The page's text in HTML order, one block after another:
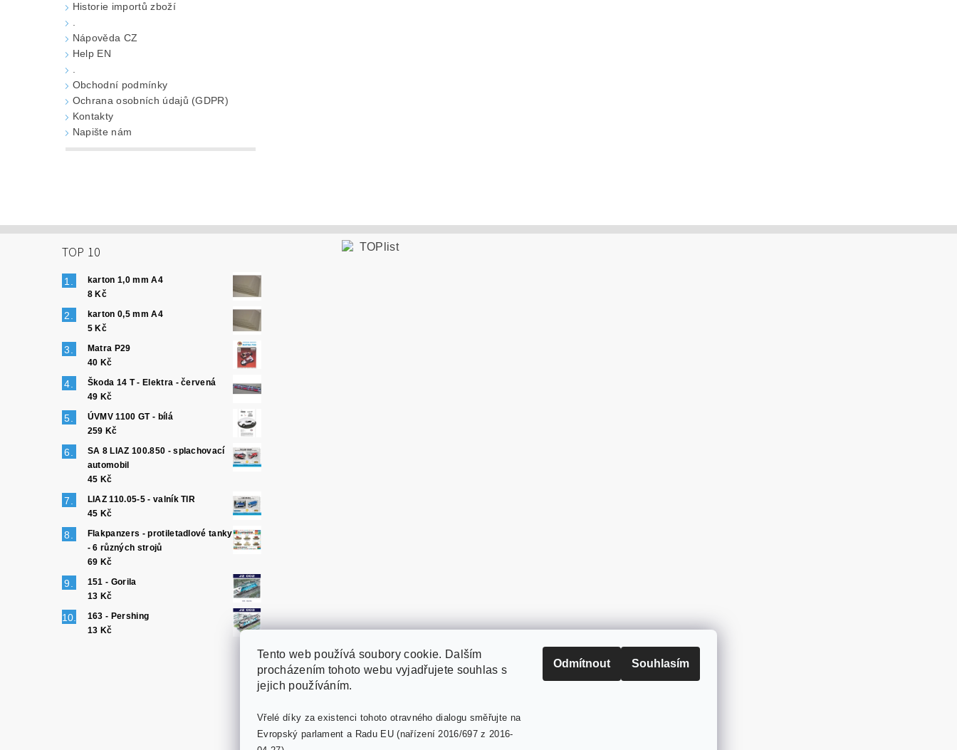
Historie importů zboží
Nápověda CZ
Help EN
Obchodní podmínky
Ochrana osobních údajů (GDPR)
Kontakty
Napište nám
TOP 10
karton 1,0 mm A4
8 Kč
karton 0,5 mm A4
5 Kč
Matra P29
40 Kč
Škoda 14 T - Elektra - červená
49 Kč
ÚVMV 1100 GT - bílá
259 Kč
SA 8 LIAZ 100.850 - splachovací
automobil
45 Kč
LIAZ 110.05-5 - valník TIR
45 Kč
Flakpanzers - protiletadlové tanky
- 6 různých strojů
69 Kč
151 - Gorila
13 Kč
163 - Pershing
13 Kč
PaperModel.cz
Tento web používá soubory cookie. Dalším
procházením tohoto webu vyjadřujete souhlas s
jejich používáním.
Vřelé díky za existenci tohoto otravného dialogu směřujte na
Evropský parlament a Radu EU (nařízení 2016/697 z 2016-
Odmítnout Souhlasím